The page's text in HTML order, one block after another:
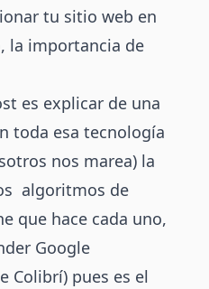
tu sitio web en
la importancia de
es explicar de una
toda esa tecnología
nos marea) la
algoritmos de
que hace cada uno,
Google
Colibrí) pues es el